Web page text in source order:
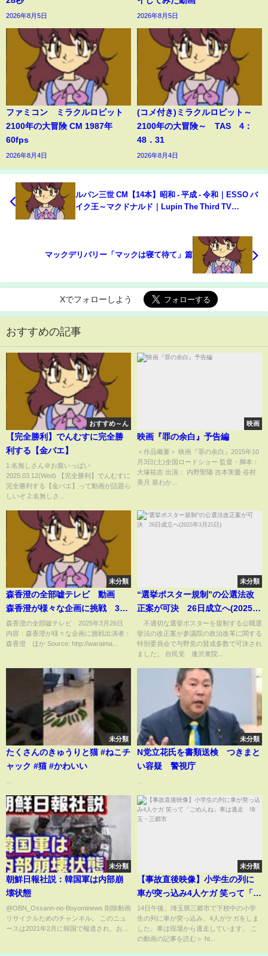
2026年8月5日 2026年8月5日
ファミコン ミラクルロピット
2100年の大冒険 CM 1987年
60fps
2026年8月4日
(コメ付き)ミラクルロピット～
2100年の大冒険～ TAS 4：
48．31
2026年8月4日
ルパン三世 CM【14本】昭和 - 平成 - 令和｜ESSO バ
イク王～マクドナルド｜Lupin The Third TV
マックデリバリー「マックは寝て待て」篇
Xでフォローしよう
おすすめの記事
おすすめ～ん
【完全勝利】でんむすに完全勝
利する【金バエ】
1:名無しさん＠お腹いっぱい
2025.03.12(Wed) 【完全勝利】でんむすに
完全勝利する【金バエ】って動画が話題ら
しいぞ 2:名無しさ...
映画
映画『罪の余白』予告編
＜作品概要＞ 映画『罪の余白』2015年10
月3日(土)全国ロードショー 監督・脚本：
大塚祐吉 出演： 内野聖陽 吉本実憂 谷村
美月 葵わか...
未分類
森香澄の全部嘘テレビ 動画
森香澄が様々な企画に挑戦 3月
26日
森香澄の全部嘘テレビ 2025年3月26日
内容：森香澄が様々な企画に挑戦出演者：
森香澄 ほか Source: http://waraima...
未分類
“選挙ポスター規制”の公選法改
正案が可決 26日成立へ(2025年
3月25日)
不適切な選挙ポスターを規制する公職選
挙法の改正案が参議院の政治改革に関する
特別委員会で与野党の賛成多数で可決され
ました。 自民党 逢沢衆院...
未分類
たくさんのきゅうりと猫 #ねこチ
ャック #猫 #かわいい
未分類
N党立花氏を書類送検 つきまと
い容疑 警視庁
未分類
朝鮮日報社説：韓国軍は内部崩
壊状態
​@OBN_Ossann-no-Boyominews 削除動画
リサイクルためのチャンネル。 このニュ
ースは2021年2月に韓国で報道され、お...
未分類
【事故直後映像】小学生の列に
車が突っ込み4人ケガ 笑って「ご
めんね」車は逃走 埼玉・三郷
市
14日午後、埼玉県三郷市で下校中の小学
生の列に車が突っ込み、4人がケガをしま
した。車は現場から逃走しています。 こ
の動画の記事を読む＞ ht...